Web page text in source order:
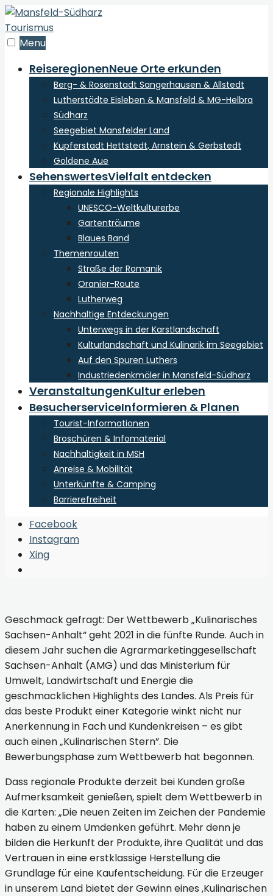
zum
Inhalt
derMenu
ReiseregionenNeue Orte erkunden
Berg- & Rosenstadt Sangerhausen & Allstedt
Lutherstädte Eisleben & Mansfeld & MG-Helbra
Südharz
Seegebiet Mansfelder Land
Kupferstadt Hettstedt, Arnstein & Gerbstedt
Goldene Aue
SehenswertesVielfalt entdecken
Regionale Highlights
UNESCO-Weltkulturerbe
Gartenträume
Blaues Band
Themenrouten
Straße der Romanik
Oranier-Route
Lutherweg
Nachhaltige Entdeckungen
Unterwegs in der Karstlandschaft
Kulturlandschaft und Kulinarik im Seegebiet
Auf den Spuren Luthers
Industriedenkmäler in Mansfeld-Südharz
VeranstaltungenKultur erleben
BesucherserviceInformieren & Planen
Tourist-Informationen
Broschüren & Infomaterial
Nachhaltigkeit in MSH
Anreise & Mobilität
Unterkünfte & Camping
Barrierefreiheit
Open
Search
Window
Facebook
Instagram
Xing
Geschmack gefragt: Der Wettbewerb „Kulinarisches
Sachsen-Anhalt“ geht 2021 in die fünfte Runde. Auch in
diesem Jahr suchen die Agrarmarketinggesellschaft
Sachsen-Anhalt (AMG) und das Ministerium für
Umwelt, Landwirtschaft und Energie die
geschmacklichen Highlights des Landes. Als Preis für
das beste Produkt einer Kategorie winkt nicht nur
Anerkennung in Fach und Kundenkreisen – es gibt
auch einen „Kulinarischen Stern”. Die
Bewerbungsphase zum Wettbewerb hat begonnen.
Dass regionale Produkte derzeit bei Kunden große
Aufmerksamkeit genießen, spielt dem Wettbewerb in
die Karten: „Die neuen Zeiten im Zeichen der Pandemie
haben zu einem Umdenken geführt. Mehr denn je
bilden die Herkunft der Produkte, ihre Qualität und das
Vertrauen in eine erstklassige Herstellung die
Grundlage für eine Kaufentscheidung. Für die Erzeuger
in unserem Land bietet der Gewinn eines ‚Kulinarischen